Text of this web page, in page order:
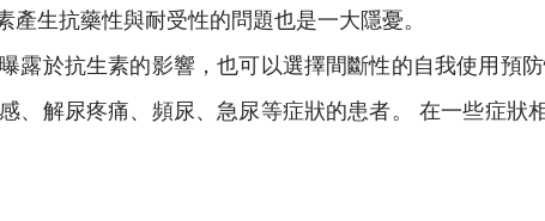
生抗藥性與耐受性的問題也是一大隱憂。
露於抗生素的影響，也可以選擇間斷性的自我使用預
、解尿疼痛、頻尿、急尿等症狀的患者。 在一些症狀